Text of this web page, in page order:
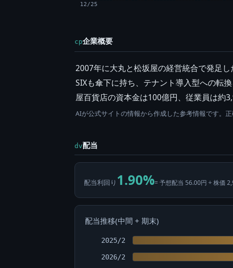
12/25
cp企業概要
2007年に大丸と松坂屋の経営統合で発足
SIXも傘下に持ち、テナント導入型への転
屋百貨店の資本金は100億円、従業員は約
AIが公式サイトの情報から作成した参考情報です。
dv配当
配当利回り 1.90%= 予想配当 56.00円 ÷ 株価
配当推移(中間 + 期末)
2025/2
2026/2